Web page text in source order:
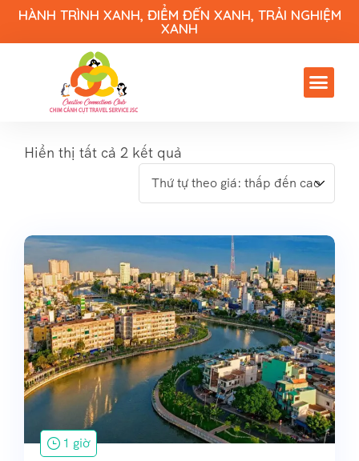
HÀNH TRÌNH XANH, ĐIỂM ĐẾN XANH, TRẢI NGHIỆM
XANH
Hiển thị tất cả 2 kết quả
1 giờ